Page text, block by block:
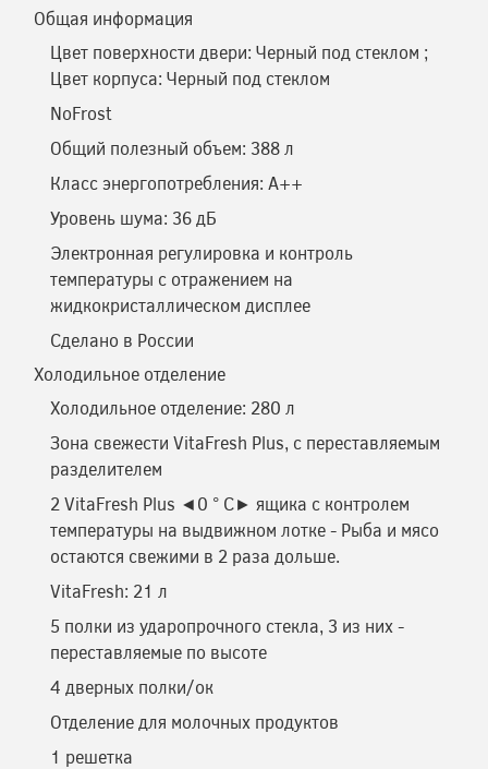
Общая информация
Цвет поверхности двери: Черный под стеклом ;
Цвет корпуса: Черный под стеклом
NoFrost
Общий полезный объем: 388 л
Класс энергопотребления: A++
Уровень шума: 36 дБ
Электронная регулировка и контроль
температуры с отражением на
жидкокристаллическом дисплее
Сделано в России
Холодильное отделение
Холодильное отделение: 280 л
Зона свежести VitaFresh Plus, c переставляемым
разделителем
2 VitaFresh Plus ◄0 ° C► ящикa с контролем
температуры на выдвижном лотке - Рыба и мясо
остаются свежими в 2 раза дольше.
VitaFresh: 21 л
5 полки из ударопрочного стекла, 3 из них -
переставляемые по высоте
4 дверных полки/ок
Отделение для молочных продуктов
1 решетка